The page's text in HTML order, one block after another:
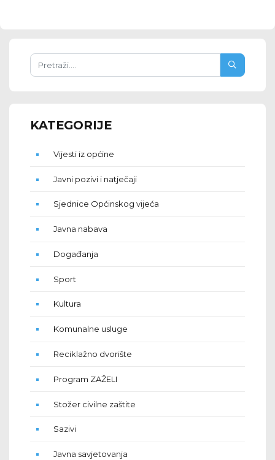
KATEGORIJE
Vijesti iz općine
Javni pozivi i natječaji
Sjednice Općinskog vijeća
Javna nabava
Događanja
Sport
Kultura
Komunalne usluge
Reciklažno dvorište
Program ZAŽELI
Stožer civilne zaštite
Sazivi
Javna savjetovanja